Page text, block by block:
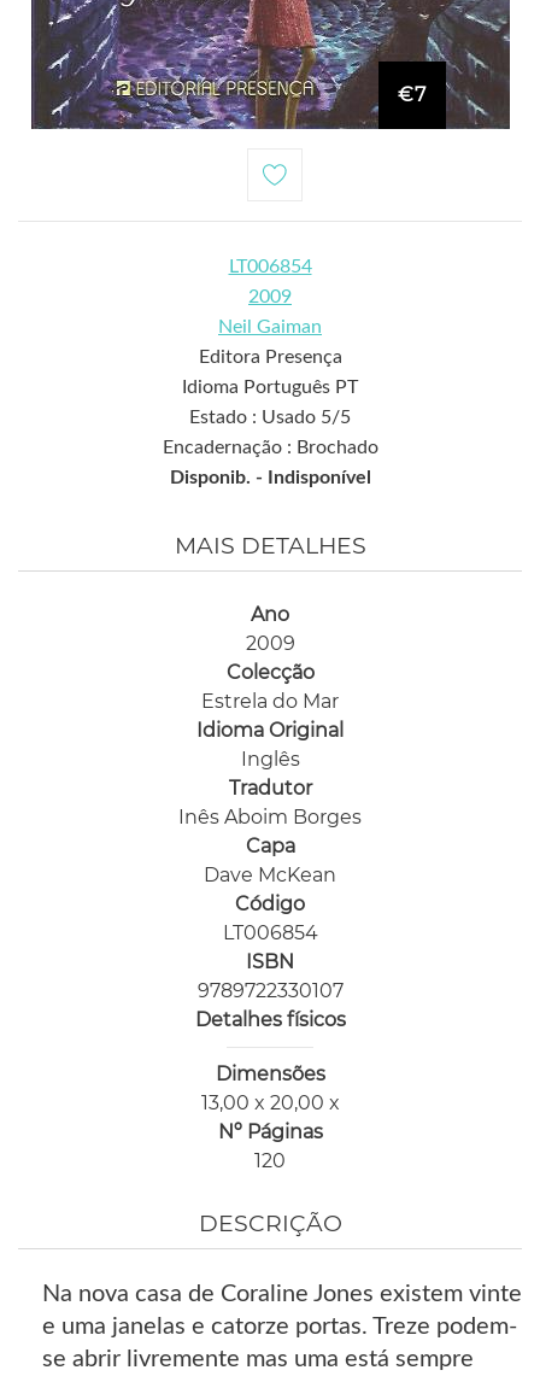
€7
LT006854
2009
Neil Gaiman
Editora Presença
Idioma Português PT
Estado : Usado 5/5
Encadernação : Brochado
Disponib. -
Indisponível
MAIS DETALHES
Ano
2009
Colecção
Estrela do Mar
Idioma Original
Inglês
Tradutor
Inês Aboim Borges
Capa
Dave McKean
Código
LT006854
ISBN
9789722330107
Detalhes físicos
Dimensões
13,00 x 20,00 x
Nº Páginas
120
DESCRIÇÃO
Na nova casa de Coraline Jones existem vinte
e uma janelas e catorze portas. Treze podem-
se abrir livremente mas uma está sempre